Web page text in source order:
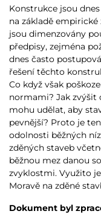
Konstrukce jsou
na základě
jsou dimenzovány
předpisy, zejména
dnes často
řešení těchto
Co když však
normami? Jak zvýšit
mohu udělat, aby
pevnější? Proto je
odolnosti běžných
zděných staveb
běžnou mez danou
zvyklostmi. Využito
Moravě na zděné
Dokument byl